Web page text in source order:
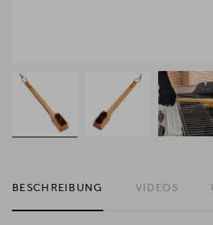
BESCHREIBUNG VIDEOS